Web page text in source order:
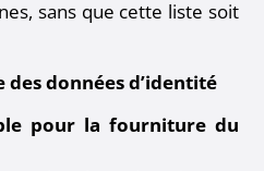
sans que cette liste soit
données d’identité
pour la fourniture du